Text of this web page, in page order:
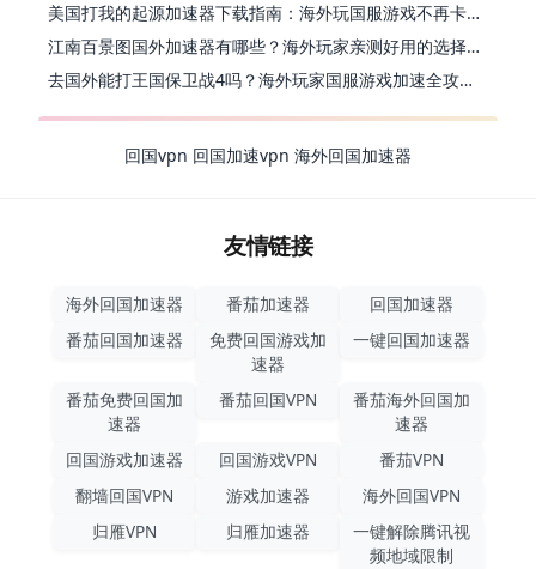
美国打我的起源加速器下载指南：海外玩国服游戏不再卡的终极方案
江南百景图国外加速器有哪些？海外玩家亲测好用的选择与避坑指南
去国外能打王国保卫战4吗？海外玩家国服游戏加速全攻略（附公主连结幻想江湖实测）
回国vpn 回国加速vpn 海外回国加速器
友情链接
海外回国加速器 番茄加速器
回国加速器
番茄回国加速器
免费回国游戏加
速器
一键回国加速器
番茄免费回国加
速器
番茄回国VPN
番茄海外回国加
速器
回国游戏加速器
回国游戏VPN
番茄VPN
翻墙回国VPN
游戏加速器
海外回国VPN
归雁VPN
归雁加速器
一键解除腾讯视
频地域限制